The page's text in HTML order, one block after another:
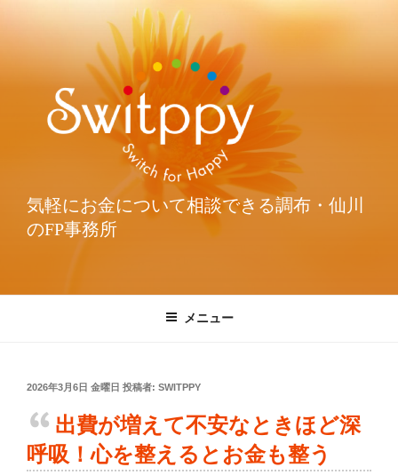
気軽にお金について相談できる調布・仙川
のFP事務所
メニュー
2026年3月6日 金曜日 投稿者: SWITPPY
出費が増えて不安なときほど深
呼吸！心を整えるとお金も整う